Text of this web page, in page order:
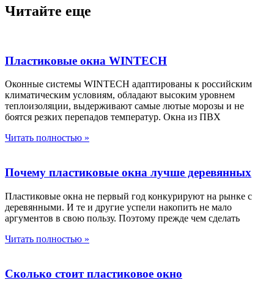
Читайте еще
Пластиковые окна WINTECH
Оконные системы WINTECH адаптированы к российским
климатическим условиям, обладают высоким уровнем
теплоизоляции, выдерживают самые лютые морозы и не
боятся резких перепадов температур. Окна из ПВХ
Читать полностью »
Почему пластиковые окна лучше деревянных
Пластиковые окна не первый год конкурируют на рынке с
деревянными. И те и другие успели накопить не мало
аргументов в свою пользу. Поэтому прежде чем сделать
Читать полностью »
Сколько стоит пластиковое окно